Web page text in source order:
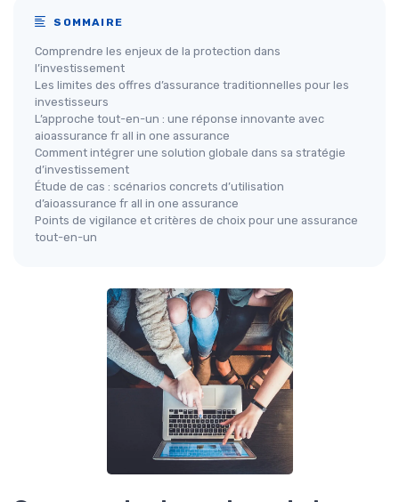
SOMMAIRE
Comprendre les enjeux de la protection dans
l’investissement
Les limites des offres d’assurance traditionnelles pour les
investisseurs
L’approche tout-en-un : une réponse innovante avec
aioassurance fr all in one assurance
Comment intégrer une solution globale dans sa stratégie
d’investissement
Étude de cas : scénarios concrets d’utilisation
d’aioassurance fr all in one assurance
Points de vigilance et critères de choix pour une assurance
tout-en-un